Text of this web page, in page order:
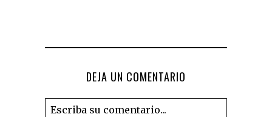
DEJA UN COMENTARIO